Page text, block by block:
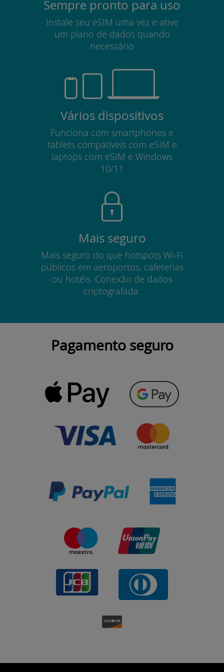
Sempre pronto para uso
Instale seu eSIM uma vez e ative
um plano de dados quando
necessário
Vários dispositivos
Funciona com smartphones e
tablets compatíveis com eSIM e
laptops com eSIM e Windows
10/11
Mais seguro
Mais seguro do que hotspots Wi-Fi
públicos em aeroportos, cafeterias
ou hotéis. Conexão de dados
criptografada.
Pagamento seguro